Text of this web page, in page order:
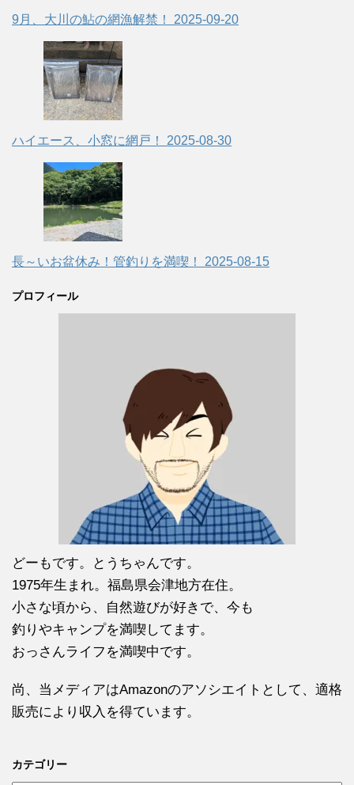
9月、大川の鮎の網漁解禁！ 2025-09-20
ハイエース、小窓に網戸！ 2025-08-30
長～いお盆休み！管釣りを満喫！ 2025-08-15
プロフィール
どーもです。とうちゃんです。
1975年生まれ。福島県会津地方在住。
小さな頃から、自然遊びが好きで、今も
釣りやキャンプを満喫してます。
おっさんライフを満喫中です。
尚、当メディアはAmazonのアソシエイトとして、適格
販売により収入を得ています。
カテゴリー